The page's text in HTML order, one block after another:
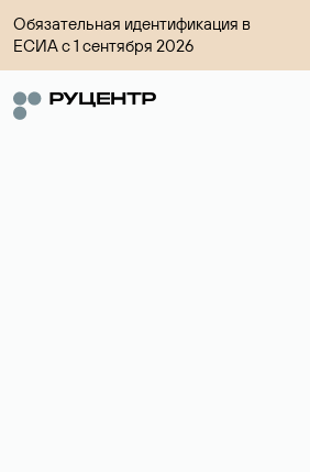
Обязательная идентификация в
ЕСИА с 1 сентября 2026